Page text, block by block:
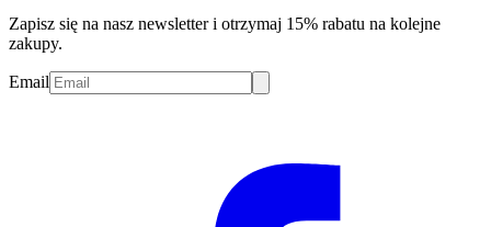
Zapisz się na nasz newsletter i otrzymaj 15% rabatu na kolejne
zakupy.
Email